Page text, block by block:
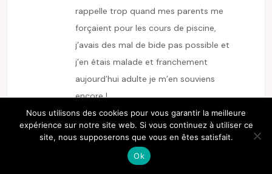
rappelle trop quand mes parents me
forçaient pour les cours de piscine,
j’avais des mal de bide pas possible et
j’en étais malade et franchement
aujourd’hui adulte je m’en souviens
encore !
répondre
E-ZABEL
Nous utilisons des cookies pour vous garantir la meilleure
expérience sur notre site web. Si vous continuez à utiliser ce
site, nous supposerons que vous en êtes satisfait.
Ok